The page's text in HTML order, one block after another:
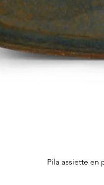
Pila assiette en